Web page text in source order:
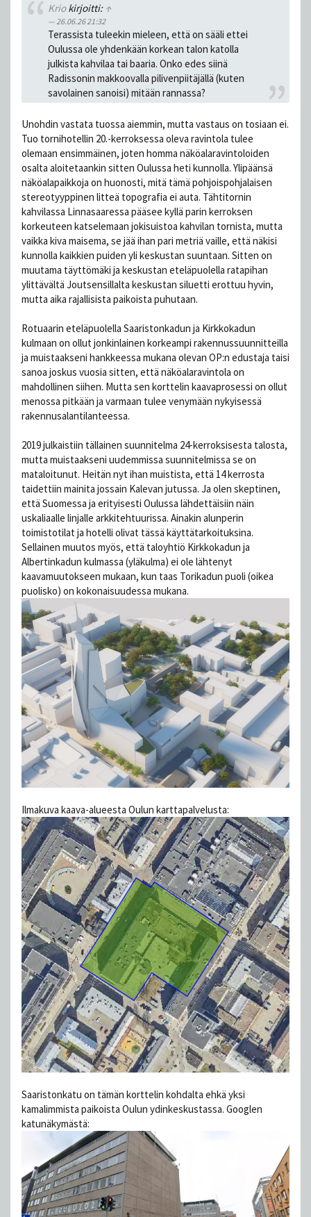
Kriokirjoitti: ↑
26.06.26 21:32
Terassista tuleekin mieleen, että on sääli ettei
Oulussa ole yhdenkään korkean talon katolla
julkista kahvilaa tai baaria. Onko edes siinä
Radissonin makkoovalla pilivenpiitäjällä (kuten
savolainen sanoisi) mitään rannassa?
Unohdin vastata tuossa aiemmin, mutta vastaus on tosiaan ei.
Tuo tornihotellin 20.-kerroksessa oleva ravintola tulee
olemaan ensimmäinen, joten homma näköalaravintoloiden
osalta aloitetaankin sitten Oulussa heti kunnolla. Ylipäänsä
näköalapaikkoja on huonosti, mitä tämä pohjoispohjalaisen
stereotyyppinen litteä topografia ei auta. Tähtitornin
kahvilassa Linnasaaressa pääsee kyllä parin kerroksen
korkeuteen katselemaan jokisuistoa kahvilan tornista, mutta
vaikka kiva maisema, se jää ihan pari metriä vaille, että näkisi
kunnolla kaikkien puiden yli keskustan suuntaan. Sitten on
muutama täyttömäki ja keskustan eteläpuolella ratapihan
ylittävältä Joutsensillalta keskustan siluetti erottuu hyvin,
mutta aika rajallisista paikoista puhutaan.
Rotuaarin eteläpuolella Saaristonkadun ja Kirkkokadun
kulmaan on ollut jonkinlainen korkeampi rakennussuunnitteilla
ja muistaakseni hankkeessa mukana olevan OP:n edustaja taisi
sanoa joskus vuosia sitten, että näköalaravintola on
mahdollinen siihen. Mutta sen korttelin kaavaprosessi on ollut
menossa pitkään ja varmaan tulee venymään nykyisessä
rakennusalantilanteessa.
2019 julkaistiin tällainen suunnitelma 24-kerroksisesta talosta,
mutta muistaakseni uudemmissa suunnitelmissa se on
mataloitunut. Heitän nyt ihan muistista, että 14 kerrosta
taidettiin mainita jossain Kalevan jutussa. Ja olen skeptinen,
että Suomessa ja erityisesti Oulussa lähdettäisiin näin
uskaliaalle linjalle arkkitehtuurissa. Ainakin alunperin
toimistotilat ja hotelli olivat tässä käyttätarkoituksina.
Sellainen muutos myös, että taloyhtiö Kirkkokadun ja
Albertinkadun kulmassa (yläkulma) ei ole lähtenyt
kaavamuutokseen mukaan, kun taas Torikadun puoli (oikea
puolisko) on kokonaisuudessa mukana.
Ilmakuva kaava-alueesta Oulun karttapalvelusta:
Saaristonkatu on tämän korttelin kohdalta ehkä yksi
kamalimmista paikoista Oulun ydinkeskustassa. Googlen
katunäkymästä: